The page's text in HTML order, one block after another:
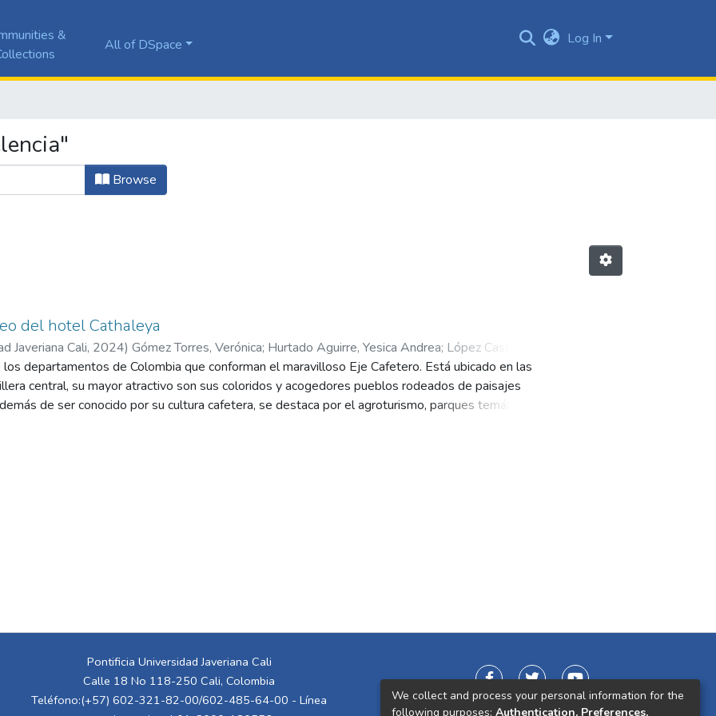
&
All of DSpace Log In
Browse
del hotel Cathaleya
Javeriana Cali, 2024) Gómez Torres, Verónica; Hurtado Aguirre, Yesica Andrea; López Castaño,
los departamentos de Colombia que conforman el maravilloso Eje Cafetero. Está ubicado en las
central, su mayor atractivo son sus coloridos y acogedores pueblos rodeados de paisajes
de ser conocido por su cultura cafetera, se destaca por el agroturismo, parques temáticos,
apetecidos para el descanso familiar y para eventos empresariales.
Pontificia Universidad Javeriana Cali
Calle 18 No 118-250 Cali, Colombia
Teléfono:(+57) 602-321-82-00/602-485-64-00 - Línea
We collect and process your personal information for the
following purposes: Authentication, Preferences,